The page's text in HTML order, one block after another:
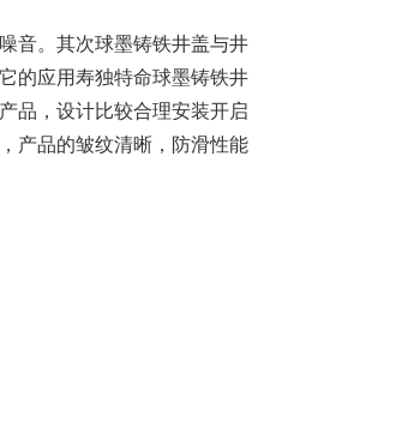
音。其次球墨铸铁井盖与井
的应用寿独特命球墨铸铁井
品，设计比较合理安装开启
产品的皱纹清晰，防滑性能